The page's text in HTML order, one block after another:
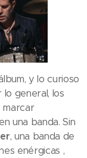
y lo curioso
general, los
marcar
una banda. Sin
, una banda de
enérgicas ,